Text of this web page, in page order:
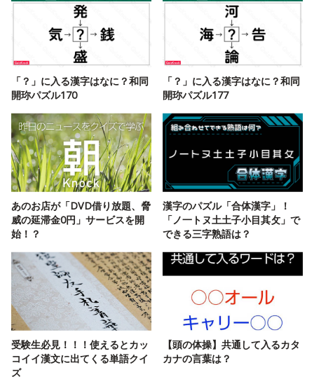
「？」に入る漢字はなに？和同
開珎パズル170
「？」に入る漢字はなに？和同
開珎パズル177
あのお店が「DVD借り放題、脅
威の延滞金0円」サービスを開
始！？
漢字のパズル「合体漢字」！
「ノ一トヌ土土子小目其攵」で
できる三字熟語は？
受験生必見！！！使えるとカッ
コイイ漢文に出てくる単語クイ
ズ
【頭の体操】共通して入るカタ
カナの言葉は？